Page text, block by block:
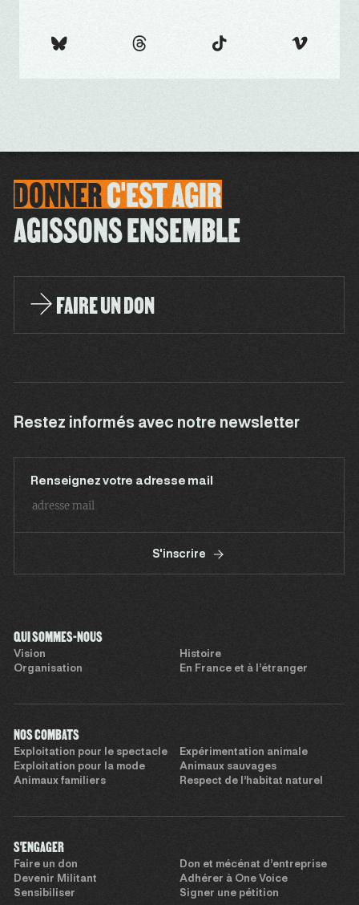
DONNERC'ESTAGIR
AGISSONS ENSEMBLE
FAIRE UN DON
Restez informés avec notre newsletter
Renseignez votre adresse mail
S'inscrire
QUI SOMMES-NOUS
Vision
Histoire
Organisation
En France et à l’étranger
NOS COMBATS
Exploitation pour le spectacle
Expérimentation animale
Exploitation pour la mode
Animaux sauvages
Animaux familiers
Respect de l’habitat naturel
S'ENGAGER
Faire un don
Don et mécénat d’entreprise
Devenir Militant
Adhérer à One Voice
Sensibiliser
Signer une pétition